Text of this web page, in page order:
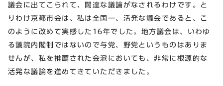
議会に出てこられて、闊達な議論がなされるわけです。と
りわけ京都市会は、私は全国一、活発な議会であると、こ
のように改めて実感した16年でした。地方議会は、いわゆ
る議院内閣制ではないので与党、野党というものはありま
せんが、私を推薦された会派においても、非常に根源的な
活発な議論を進めてきていただきました。